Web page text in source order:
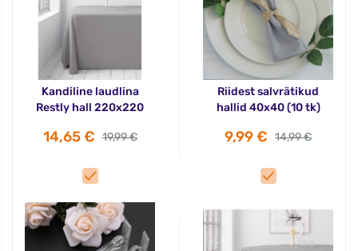
Kandiline laudlina
Restly hall 220x220
14,65 € 19,99 €
Riidest salvrätikud
hallid 40x40 (10 tk)
9,99 € 14,99 €